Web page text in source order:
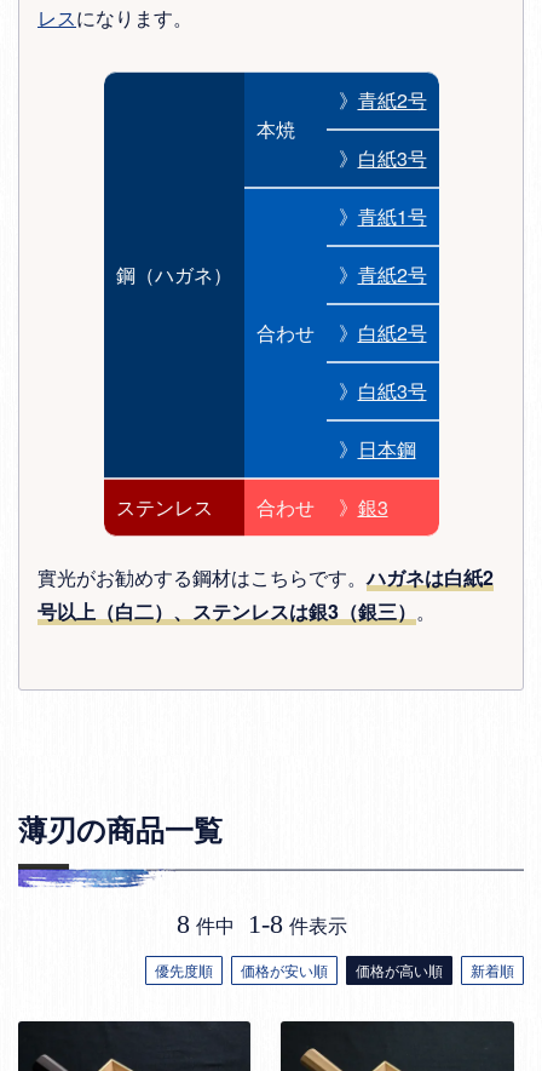
レスになります。
鋼（ハガネ）
本焼
》 青紙2号
》 白紙3号
合わせ
》 青紙1号
》 青紙2号
》 白紙2号
》 白紙3号
》 日本鋼
ステンレス 合わせ 》 銀3
實光がお勧めする鋼材はこちらです。ハガネは白紙2
号以上（白二）、ステンレスは銀3（銀三） 。
薄刃の商品一覧
優先度順 価格が安い順 価格が高い順 新着順
8 件中 1-8 件表示